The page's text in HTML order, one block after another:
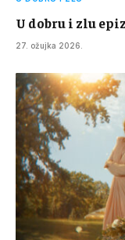
U dobru i zlu
27. ožujka 2026.